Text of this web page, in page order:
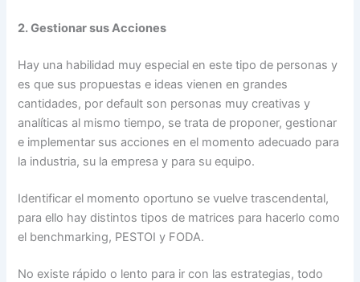
2. Gestionar sus Acciones
Hay una habilidad muy especial en este tipo de personas y
es que sus propuestas e ideas vienen en grandes
cantidades, por default son personas muy creativas y
analíticas al mismo tiempo, se trata de proponer, gestionar
e implementar sus acciones en el momento adecuado para
la industria, su la empresa y para su equipo.
Identificar el momento oportuno se vuelve trascendental,
para ello hay distintos tipos de matrices para hacerlo como
el benchmarking, PESTOI y FODA.
No existe rápido o lento para ir con las estrategias, todo